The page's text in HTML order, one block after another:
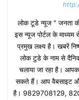
लोक टूडे न्यूज " जनता
इस न्यूज पोर्टल के माध्यम
प्रमुख लक्ष्य है। खबरें
लोक टुडे के नाम से
चलाया जा रहा है।
सकते हैं। आप वैबसाइट
है। 9829708129,